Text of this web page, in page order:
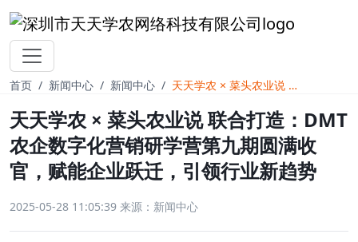
首页 新闻中心 新闻中心 天天学农 × 菜头农业说 联合打造：DMT农企数字化营销研学营第九期圆满收官，赋能企业跃迁，引领行业新趋势
天天学农 × 菜头农业说 联合打造：DMT
农企数字化营销研学营第九期圆满收
官，赋能企业跃迁，引领行业新趋势
2025-05-28 11:05:39 来源：新闻中心